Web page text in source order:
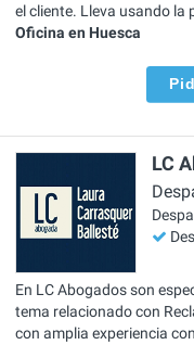
el cliente. Lleva usando la
Oficina en Huesca
LC
En LC Abogados son
tema relacionado con
con amplia experiencia